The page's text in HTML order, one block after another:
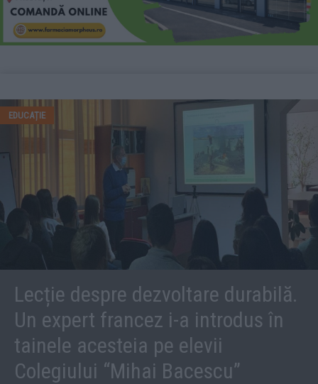
EDUCAȚIE
Lecție despre dezvoltare durabilă.
Un expert francez i-a introdus în
tainele acesteia pe elevii
Colegiului “Mihai Bacescu”